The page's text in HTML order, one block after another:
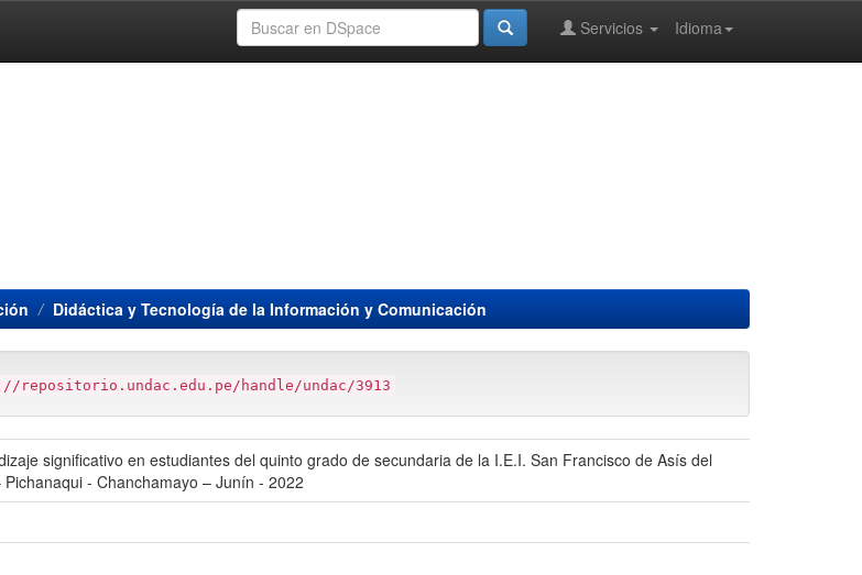
Idioma
Servicios
Didáctica y Tecnología de la Información y Comunicación
repositorio.undac.edu.pe/handle/undac/3913
significativo en estudiantes del quinto grado de secundaria de la I.E.I. San Francisco de Asís del
- Chanchamayo – Junín - 2022